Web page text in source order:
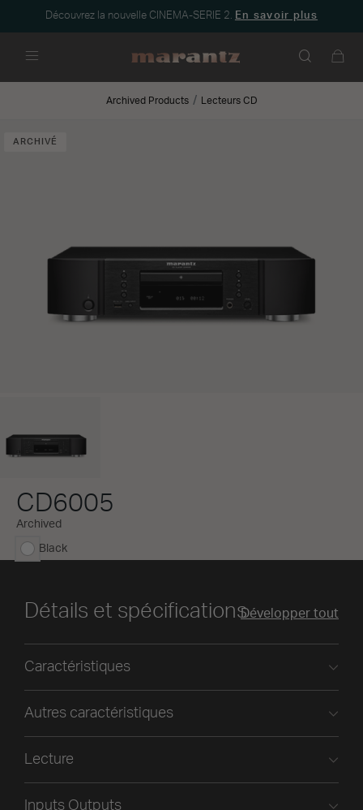
Découvrez la nouvelle CINEMA-SERIE 2. En savoir plus
Archived Products Lecteurs CD
ARCHIVÉ
CD6005
Archived
sélectionné
Black
Détails et spécificationsDévelopper tout
Caractéristiques
Autres caractéristiques
Lecture
Inputs Outputs